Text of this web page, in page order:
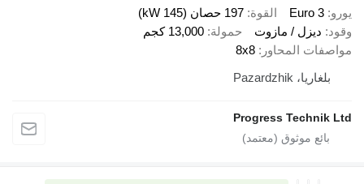
القوة 197 حصان (145 kW)
/ مازوت
حمولة
13,000 كجم
8x8
Progress